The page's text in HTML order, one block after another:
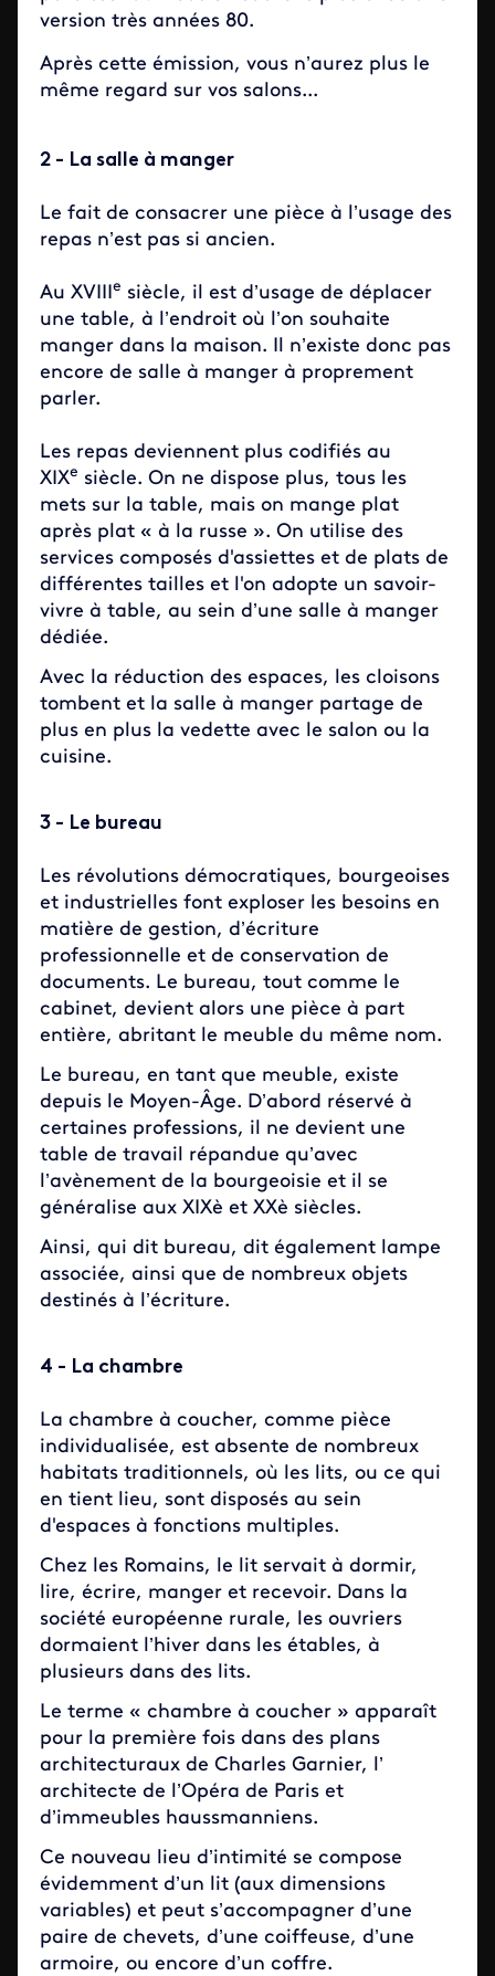
version très années 80.
Après cette émission, vous n’aurez plus le
même regard sur vos salons...
2 - La salle à manger
Le fait de consacrer une pièce à l’usage des
repas n’est pas si ancien.
Au XVIII e siècle, il est d’usage de déplacer
une table, à l’endroit où l’on souhaite
manger dans la maison. Il n’existe donc pas
encore de salle à manger à proprement
parler.
Les repas deviennent plus codifiés au
XIXe siècle. On ne dispose plus, tous les
mets sur la table, mais on mange plat
après plat « à la russe ». On utilise des
services composés d'assiettes et de plats de
différentes tailles et l'on adopte un savoir-
vivre à table, au sein d’une salle à manger
dédiée.
Avec la réduction des espaces, les cloisons
tombent et la salle à manger partage de
plus en plus la vedette avec le salon ou la
cuisine.
3 - Le bureau
Les révolutions démocratiques, bourgeoises
et industrielles font exploser les besoins en
matière de gestion, d’écriture
professionnelle et de conservation de
documents. Le bureau, tout comme le
cabinet, devient alors une pièce à part
entière, abritant le meuble du même nom.
Le bureau, en tant que meuble, existe
depuis le Moyen-Âge. D’abord réservé à
certaines professions, il ne devient une
table de travail répandue qu’avec
l’avènement de la bourgeoisie et il se
généralise aux XIXè et XXè siècles.
Ainsi, qui dit bureau, dit également lampe
associée, ainsi que de nombreux objets
destinés à l’écriture.
4 - La chambre
La chambre à coucher, comme pièce
individualisée, est absente de nombreux
habitats traditionnels, où les lits, ou ce qui
en tient lieu, sont disposés au sein
d'espaces à fonctions multiples.
Chez les Romains, le lit servait à dormir,
lire, écrire, manger et recevoir. Dans la
société européenne rurale, les ouvriers
dormaient l’hiver dans les étables, à
plusieurs dans des lits.
Le terme « chambre à coucher » apparaît
pour la première fois dans des plans
architecturaux de Charles Garnier, l’
architecte de l’Opéra de Paris et
d’immeubles haussmanniens.
Ce nouveau lieu d’intimité se compose
évidemment d’un lit (aux dimensions
variables) et peut s’accompagner d’une
paire de chevets, d’une coiffeuse, d’une
armoire, ou encore d’un coffre.